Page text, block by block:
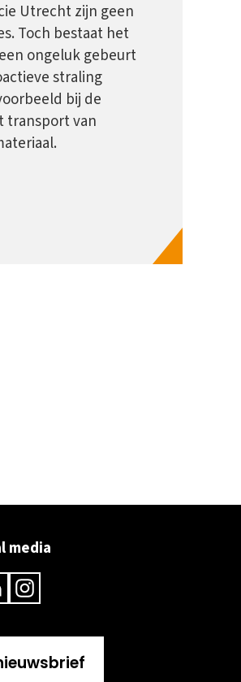
Utrecht zijn geen
Toch bestaat het
ongeluk gebeurt
straling
bij de
transport van
media
Instagram